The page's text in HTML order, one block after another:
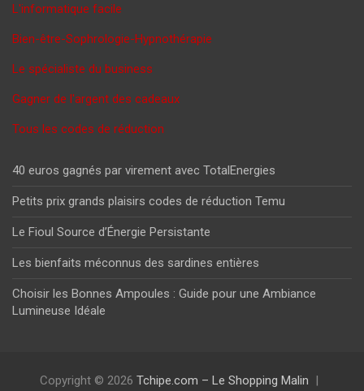
L'informatique facile
Bien-être-Sophrologie-Hypnothérapie
Le spécialiste du business
Gagner de l'argent des cadeaux
Tous les codes de réduction
40 euros gagnés par virement avec TotalEnergies
Petits prix grands plaisirs codes de réduction Temu
Le Fioul Source d’Énergie Persistante
Les bienfaits méconnus des sardines entières
Choisir les Bonnes Ampoules : Guide pour une Ambiance
Lumineuse Idéale
Copyright © 2026 Tchipe.com – Le Shopping Malin